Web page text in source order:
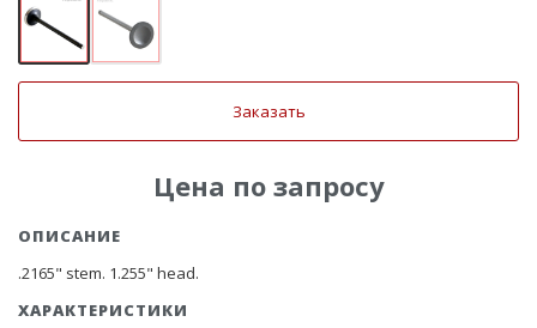
Заказать
Цена по запросу
ОПИСАНИЕ
.2165" stem. 1.255" head.
ХАРАКТЕРИСТИКИ